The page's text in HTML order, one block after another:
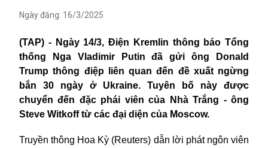
Ngày đăng: 16/3/2025
(TAP) -
Ngày 14/3, Điện Kremlin thông báo Tổng
thống Nga Vladimir Putin đã gửi ông Donald
Trump thông điệp liên quan đến đề xuất ngừng
bắn 30 ngày ở Ukraine. Tuyên bố này được
chuyển đến đặc phái viên của Nhà Trắng - ông
Steve Witkoff từ các đại diện của Moscow.
Truyền thông Hoa Kỳ (Reuters) dẫn lời phát ngôn viên